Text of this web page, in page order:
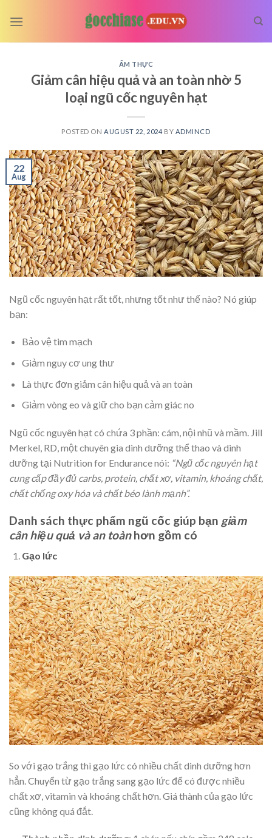
ẨM THỰC
Giảm cân hiệu quả và an toàn nhờ 5
loại ngũ cốc nguyên hạt
POSTED ON AUGUST 22, 2024 BY ADMINCD
22
Aug
Ngũ cốc nguyên hạt rất tốt, nhưng tốt như thế nào? Nó giúp
bạn:
Bảo vệ tim mạch
Giảm nguy cơ ung thư
Là thực đơn giảm cân hiệu quả và an toàn
Giảm vòng eo và giữ cho bạn cảm giác no
Ngũ cốc nguyên hạt có chứa 3 phần: cám, nội nhũ và mầm. Jill
Merkel, RD, một chuyên gia dinh dưỡng thể thao và dinh
dưỡng tại Nutrition for Endurance nói: “Ngũ cốc nguyên hạt
cung cấp đầy đủ carbs, protein, chất xơ, vitamin, khoáng chất,
chất chống oxy hóa và chất béo lành mạnh”.
Danh sách thực phẩm ngũ cốc giúp bạn giảm
cân hiệu quả và an toànhơn gồm có
Gạo lức
So với gạo trắng thì gạo lức có nhiều chất dinh dưỡng hơn
hẳn. Chuyển từ gạo trắng sang gạo lức để có được nhiều
chất xơ, vitamin và khoáng chất hơn. Giá thành của gạo lức
cũng không quá đắt.